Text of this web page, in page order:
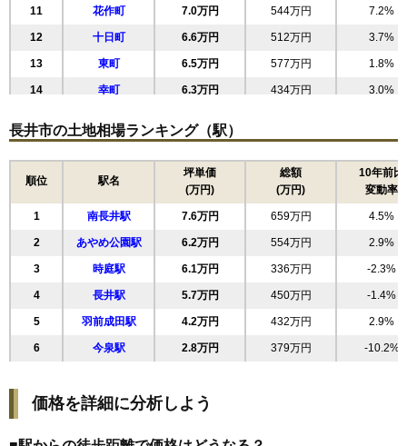
11 花作町 7.0万円 544万円 7.2%
12 十日町 6.6万円 512万円 3.7%
13 東町 6.5万円 577万円 1.8%
14 幸町 6.3万円 434万円 3.0%
16 小出 5.7万円 1,683万円 8.2%
5.7万円 566万円 5.1%
5.6万円 602万円 0.8%
19 ままの上 5.6万円 542万円 -10.3%
20 舟場 5.3万円 619万円 -0.5%
21 四ツ谷 5.2万円 615万円 0.7%
22 成田 3.5万円 321万円 0.3%
23 今泉 3.3万円 354万円 -8.7%
24 九野本 2.8万円 397万円 -2.1%
26 時庭 2.4万円
長井市の土地相場ランキング（駅）
順位 駅名
坪単価
(万円)
総額
(万円)
10年前比
変動率
1 南長井駅 7.6万円 659万円 4.5%
2 あやめ公園駅 6.2万円 554万円 2.9%
3 時庭駅 6.1万円 336万円 -2.3%
4 長井駅 5.7万円 450万円 -1.4%
5 羽前成田駅 4.2万円 432万円 2.9%
6 今泉駅 2.8万円 379万円 -10.2%
価格を詳細に分析しよう